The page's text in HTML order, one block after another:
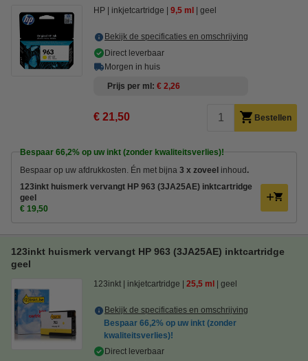
HP inkjetcartridge 9,5 ml geel
Bekijk de specificaties en omschrijving
Direct leverbaar
Morgen in huis
Prijs per ml € 2,26
€ 21,50 Bestellen
Bespaar 66,2% op uw inkt (zonder kwaliteitsverlies)!
Bespaar op uw afdrukkosten. Én met bijna 3 x zoveel inhoud.
123inkt huismerk vervangt HP 963 (3JA25AE) inktcartridge
geel
€ 19,50
123inkt huismerk vervangt HP 963 (3JA25AE) inktcartridge
geel
123inkt inkjetcartridge 25,5 ml geel
Bekijk de specificaties en omschrijving
Bespaar 66,2% op uw inkt (zonder
kwaliteitsverlies)!
Direct leverbaar